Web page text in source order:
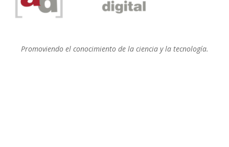
Promoviendo el conocimiento de la ciencia y la tecnología.